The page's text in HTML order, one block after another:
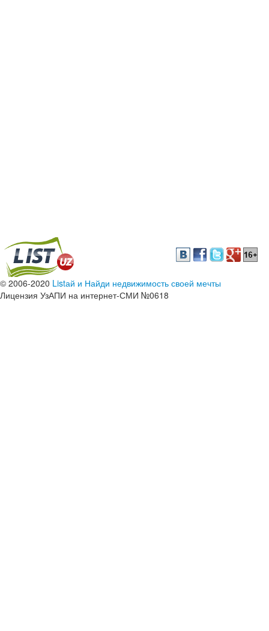
© 2006-2020 Listай и Найди недвижимость своей мечты
Лицензия УзАПИ на интернет-СМИ №0618